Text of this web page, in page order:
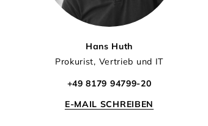
Hans Huth
Prokurist, Vertrieb und IT
+49 8179 94799-20
E-MAIL SCHREIBEN